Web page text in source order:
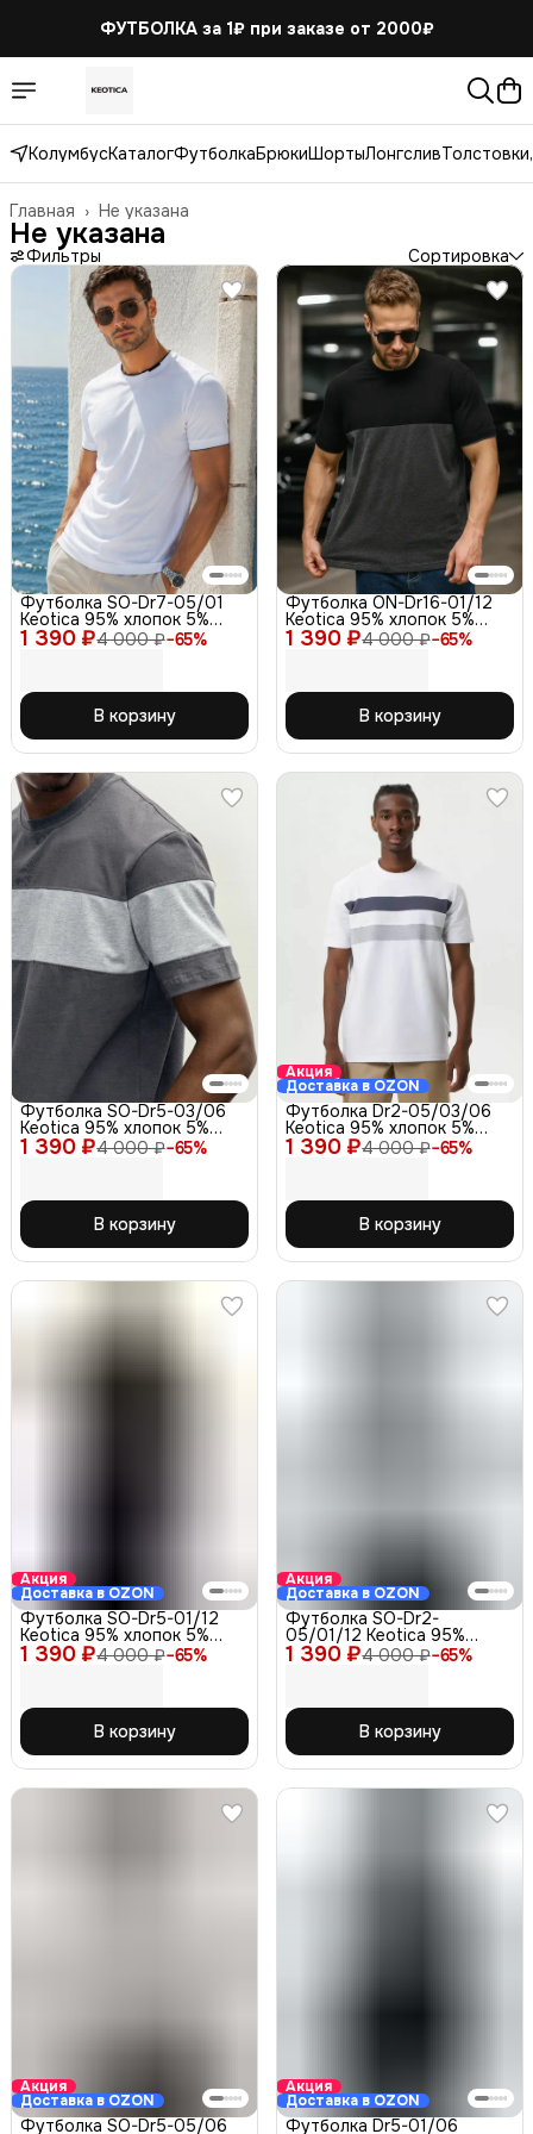
ФУТБОЛКА за 1₽ при заказе от 2000₽
КолумбусКаталогФутболкаБрюкиШортыЛонгслив
Не указана
Главная ›
Не указана
Фильтры Сортировка
1 390 ₽4 000 ₽−65%
Футболка SO-Dr7-05/01
Keotica 95% хлопок 5%
лайкра белая 46
В корзину
1 390 ₽4 000 ₽−65%
Футболка ON-Dr16-01/12
Keotica 95% хлопок 5%
лайкра черная 58
В корзину
1 390 ₽4 000 ₽−65%
Футболка SO-Dr5-03/06
Keotica 95% хлопок 5%
лайкра, серая 46
В корзину
Акция
Доставка в OZON
1 390 ₽4 000 ₽−65%
Футболка Dr2-05/03/06
Keotica 95% хлопок 5%
лайкра, белая 46
В корзину
Акция
Доставка в OZON
1 390 ₽4 000 ₽−65%
Футболка SO-Dr5-01/12
Keotica 95% хлопок 5%
лайкра, черная 46
В корзину
Акция
Доставка в OZON
1 390 ₽4 000 ₽−65%
Футболка SO-Dr2-
05/01/12 Keotica 95%
хлопок 5% лайкра белая 46
В корзину
Акция
Доставка в OZON
Футболка SO-Dr5-05/06
Акция
Доставка в OZON
Футболка Dr5-01/06